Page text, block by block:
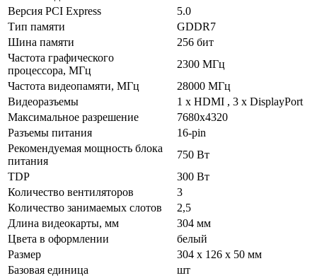
Версия PCI Express
5.0
Тип памяти
GDDR7
Шина памяти
256 бит
Частота графического
процессора, МГц
2300 МГц
Частота видеопамяти, МГц
28000 МГц
Видеоразъемы
1 х HDMI , 3 х DisplayPort
Максимальное разрешение
7680х4320
Разъемы питания
16-pin
Рекомендуемая мощность блока
питания
750 Вт
TDP
300 Вт
Количество вентиляторов
3
Количество занимаемых слотов
2,5
Длина видеокарты, мм
304 мм
Цвета в оформлении
белый
Размер
304 x 126 x 50 мм
Базовая единица
шт